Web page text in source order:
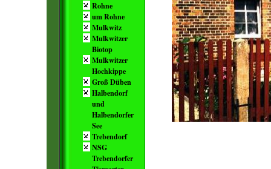
Rohne
um Rohne
Mulkwitz
Mulkwitzer
Biotop
Mulkwitzer
Hochkippe
Groß Düben
Halbendorf
und
Halbendorfer
See
Trebendorf
NSG
Trebendorfer